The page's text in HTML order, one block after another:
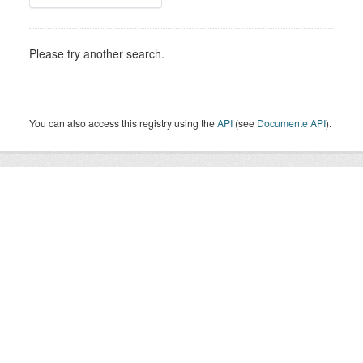
Please try another search.
You can also access this registry using theAPI (see Documente API).